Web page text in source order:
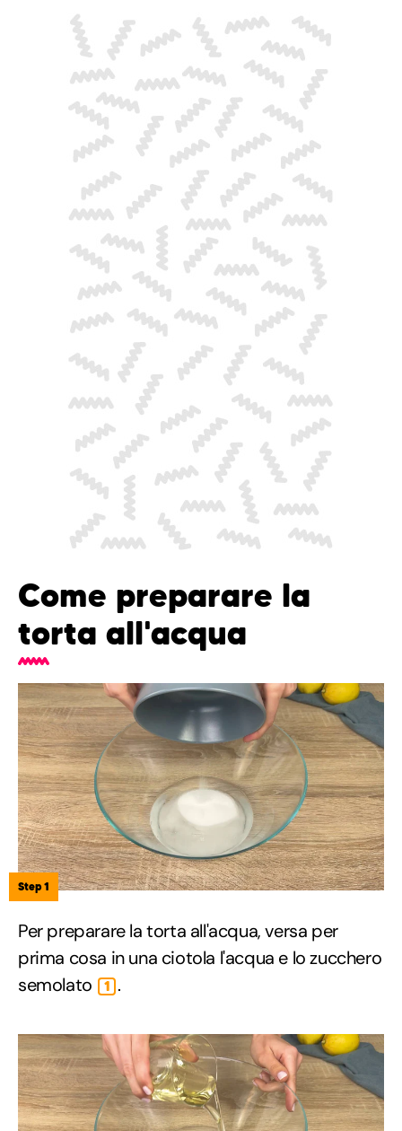
Come preparare la
torta all'acqua
Step 1
Per preparare la torta all'acqua, versa per
prima cosa in una ciotola l'acqua e lo zucchero
semolato
1 .